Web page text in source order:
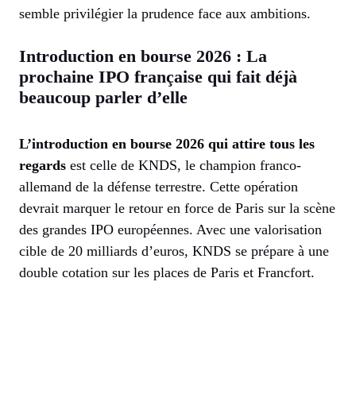
semble privilégier la prudence face aux ambitions.
Introduction en bourse 2026 : La
prochaine IPO française qui fait déjà
beaucoup parler d’elle
L’introduction en bourse 2026 qui attire tous les
regards est celle de KNDS, le champion franco-
allemand de la défense terrestre. Cette opération
devrait marquer le retour en force de Paris sur la scène
des grandes IPO européennes. Avec une valorisation
cible de 20 milliards d’euros, KNDS se prépare à une
double cotation sur les places de Paris et Francfort.